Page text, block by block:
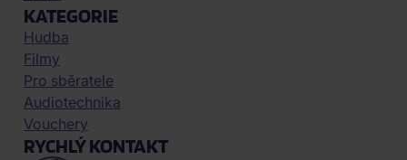
KATEGORIE
Hudba
Filmy
Pro sběratele
Audiotechnika
Vouchery
RYCHLÝ KONTAKT